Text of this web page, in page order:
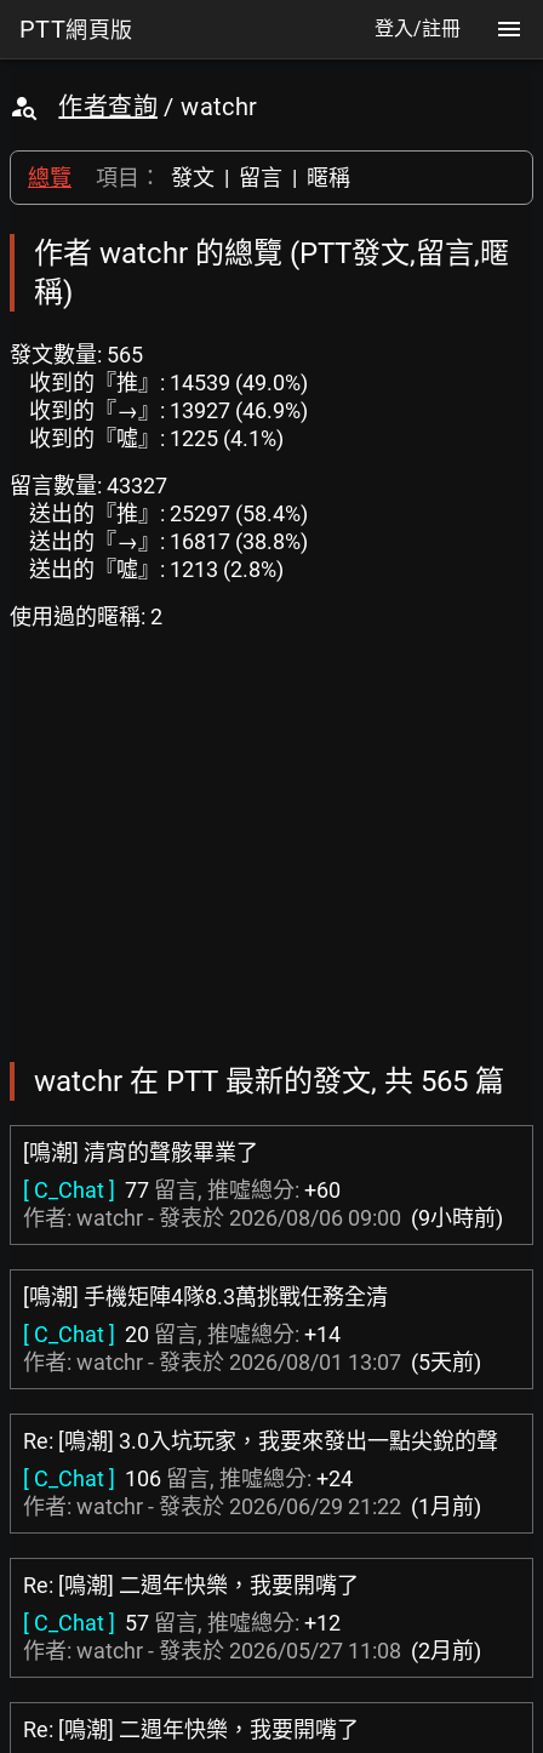
PTT網頁版 登入/註冊
作者查詢 / watchr
總覽 項目： 發文 | 留言 | 暱稱
作者 watchr 的總覽 (PTT發文,留言,暱
稱)
發文數量: 565
收到的『推』: 14539 (49.0%)
收到的『→』: 13927 (46.9%)
收到的『噓』: 1225 (4.1%)
留言數量: 43327
送出的『推』: 25297 (58.4%)
送出的『→』: 16817 (38.8%)
送出的『噓』: 1213 (2.8%)
使用過的暱稱: 2
watchr 在 PTT 最新的發文, 共 565 篇
[鳴潮] 清宵的聲骸畢業了
[ C_Chat ] 77 留言, 推噓總分: +60
作者: watchr - 發表於 2026/08/06 09:00 (9小時前)
[鳴潮] 手機矩陣4隊8.3萬挑戰任務全清
[ C_Chat ] 20 留言, 推噓總分: +14
作者: watchr - 發表於 2026/08/01 13:07 (5天前)
Re: [鳴潮] 3.0入坑玩家，我要來發出一點尖銳的聲
[ C_Chat ] 106 留言, 推噓總分: +24
作者: watchr - 發表於 2026/06/29 21:22 (1月前)
Re: [鳴潮] 二週年快樂，我要開嘴了
[ C_Chat ] 57 留言, 推噓總分: +12
作者: watchr - 發表於 2026/05/27 11:08 (2月前)
Re: [鳴潮] 二週年快樂，我要開嘴了